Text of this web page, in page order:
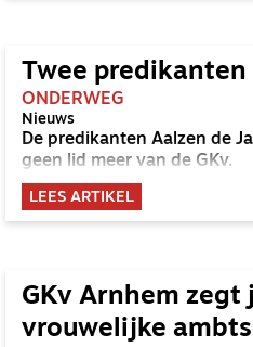
Twee
ONDERWEG
Nieuws
De predikanten Aalzen de
geen lid meer van de GKv.
LEES ARTIKEL
GKv Arnhem zegt
vrouwelijke